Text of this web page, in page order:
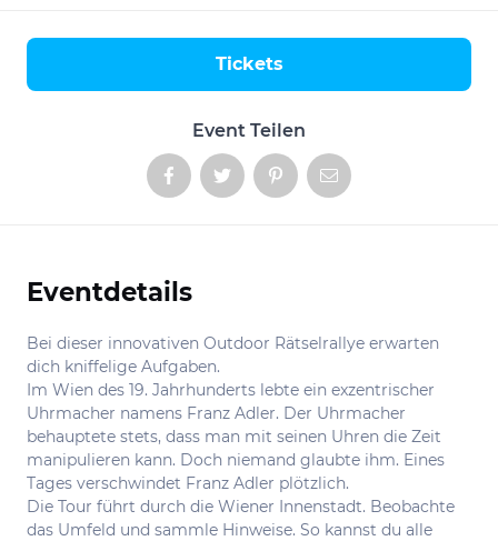
Event Teilen
Tickets
Informationen
Eventdetails
Bei dieser innovativen Outdoor Rätselrallye erwarten
dich kniffelige Aufgaben.
Im Wien des 19. Jahrhunderts lebte ein exzentrischer
Uhrmacher namens Franz Adler. Der Uhrmacher
behauptete stets, dass man mit seinen Uhren die Zeit
manipulieren kann. Doch niemand glaubte ihm. Eines
Tages verschwindet Franz Adler plötzlich.
Die Tour führt durch die Wiener Innenstadt. Beobachte
das Umfeld und sammle Hinweise. So kannst du alle